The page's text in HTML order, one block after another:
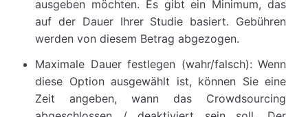
ausgeben möchten. Es gibt ein Minimum, das
auf der Dauer Ihrer Studie basiert. Gebühren
werden von diesem Betrag abgezogen.
Maximale Dauer festlegen (wahr/falsch): Wenn
diese Option ausgewählt ist, können Sie eine
Zeit angeben, wann das Crowdsourcing